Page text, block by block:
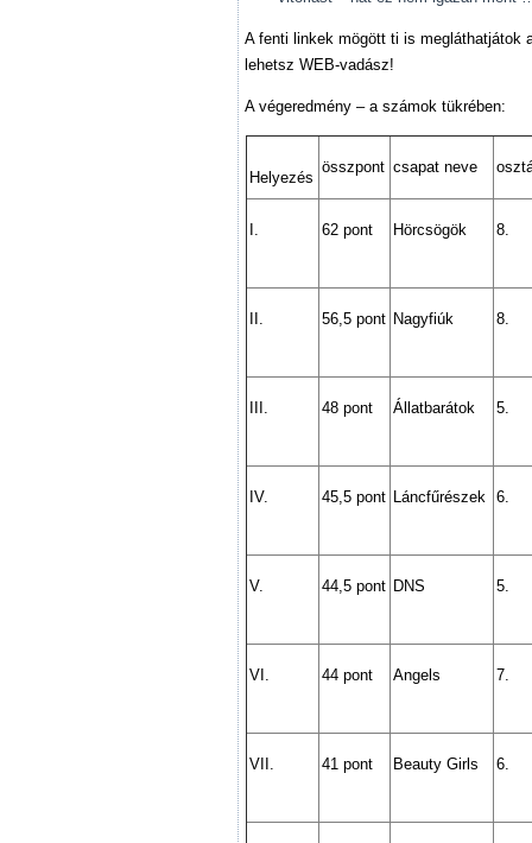
A fenti linkek mögött ti is megláthatjátok
lehetsz WEB-vadász!
A végeredmény – a számok tükrében:
Helyezés
összpont csapat neve
I. 62 pont Hörcsögök 8.
II. 56,5 pont Nagyfiúk 8.
III. 48 pont Állatbarátok 5.
IV. 45,5 pont Láncfűrészek 6.
V. 44,5 pont DNS 5.
VI. 44 pont Angels 7.
VII. 41 pont Beauty Girls 6.